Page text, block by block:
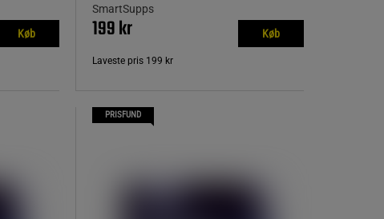
Køb
SmartSupps
199 kr Køb
Laveste pris 199 kr
PRISFUND